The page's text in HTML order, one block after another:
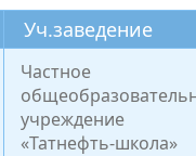
Уч.заведение
Частное
учреждение
«Татнефть-школа»